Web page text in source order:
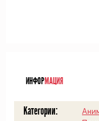
ИНФОРМАЦИЯ
Категории: